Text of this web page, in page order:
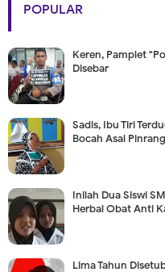
POPULAR
Keren, Pamplet
Disebar
Sadis, Ibu Tiri
Bocah Asal Pinrang
Inilah Dua Siswi
Herbal Obat Anti
Lima Tahun